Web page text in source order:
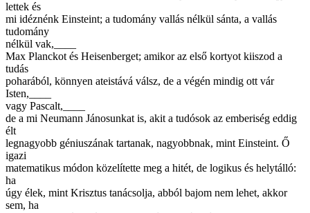
lettek és
mi idéznénk Einsteint; a tudomány vallás nélkül sánta, a vallás
tudomány
nélkül vak,____
Max Planckot és Heisenberget; amikor az első kortyot kiiszod a
tudás
poharából, könnyen ateistává válsz, de a végén mindig ott vár
Isten,____
vagy Pascalt,____
de a mi Neumann Jánosunkat is, akit a tudósok az emberiség eddig
élt
legnagyobb géniuszának tartanak, nagyobbnak, mint Einsteint. Ő
igazi
matematikus módon közelítette meg a hitét, de logikus és helytálló:
ha
úgy élek, mint Krisztus tanácsolja, abból bajom nem lehet, akkor
sem, ha